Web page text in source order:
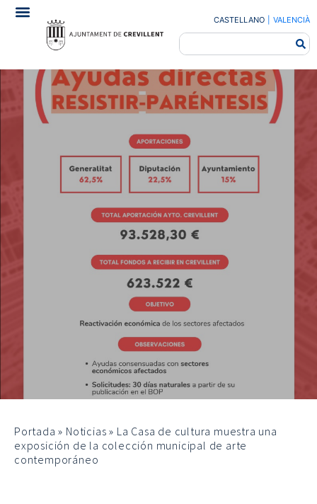
CASTELLANO VALENCIÀ
Portada » Noticias » La Casa de cultura muestra una
exposición de la colección municipal de arte
contemporáneo